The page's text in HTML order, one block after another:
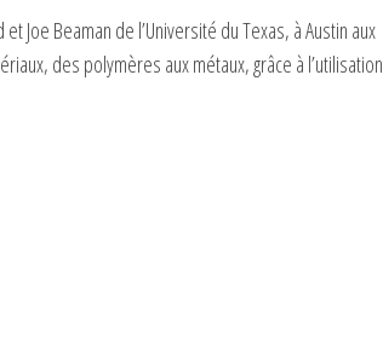
Joe Beaman de l’Université du Texas, à Austin aux
des polymères aux métaux, grâce à l’utilisation